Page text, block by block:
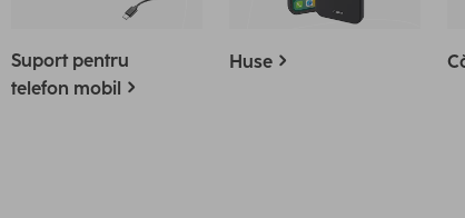
Suport pentru
telefon mobil
Huse